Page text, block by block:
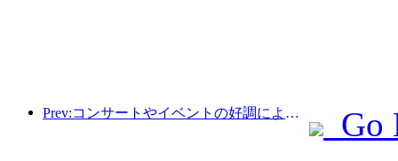
Prev:コンサートやイベントの好調により、杭州のホテル業績は3月も引き続き上昇すると予想されている。
Go